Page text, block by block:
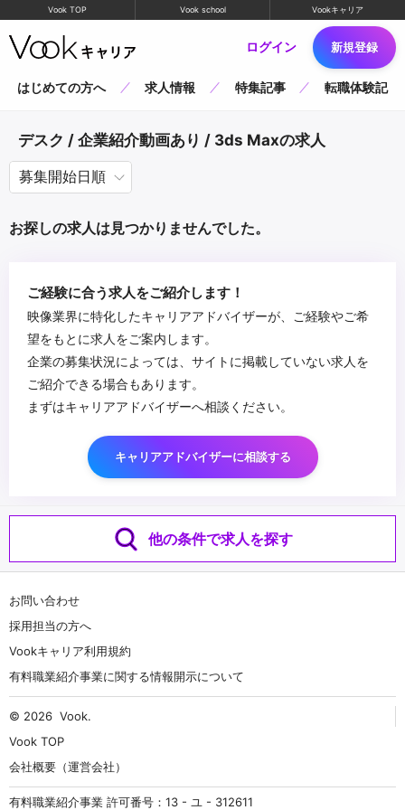
Vook TOP Vook school Vookキャリア
ログイン 新規登録
はじめての方へ 求人情報 特集記事 転職体験記
デスク / 企業紹介動画あり / 3ds Maxの求人
お探しの求人は見つかりませんでした。
ご経験に合う求人をご紹介します！
映像業界に特化したキャリアアドバイザーが、ご経験やご希
望をもとに求人をご案内します。
企業の募集状況によっては、サイトに掲載していない求人を
ご紹介できる場合もあります。
まずはキャリアアドバイザーへ相談ください。
キャリアアドバイザーに相談する
他の条件で求人を探す
お問い合わせ
採用担当の方へ
Vookキャリア利用規約
有料職業紹介事業に関する情報開示について
© 2026 Vook.
Vook TOP
会社概要（運営会社）
有料職業紹介事業 許可番号：13 - ユ - 312611